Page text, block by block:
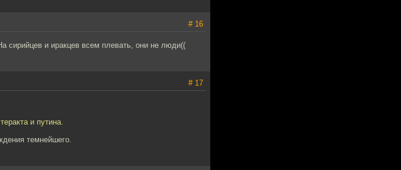
# 16
сирийцев и иракцев всем плевать, они не люди((
# 17
и путина.
темнейшего.